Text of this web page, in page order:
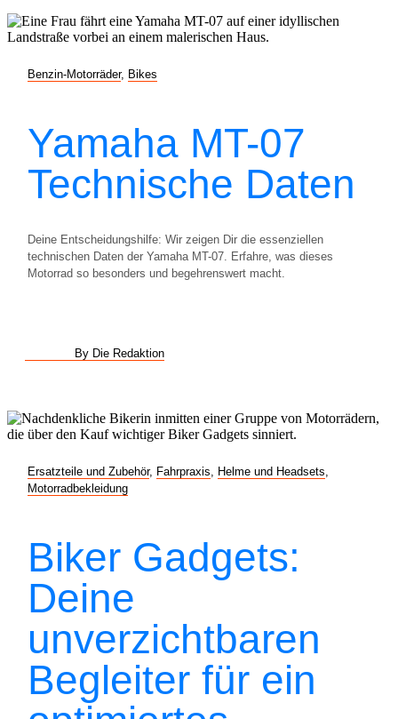
Benzin-Motorräder, Bikes
Yamaha MT-07
Technische Daten
Deine Entscheidungshilfe: Wir zeigen Dir die essenziellen
technischen Daten der Yamaha MT-07. Erfahre, was dieses
Motorrad so besonders und begehrenswert macht.
By Die Redaktion
Ersatzteile und Zubehör, Fahrpraxis Helme und Headsets
Motorradbekleidung
Biker Gadgets:
Deine
unverzichtbaren
Begleiter für ein